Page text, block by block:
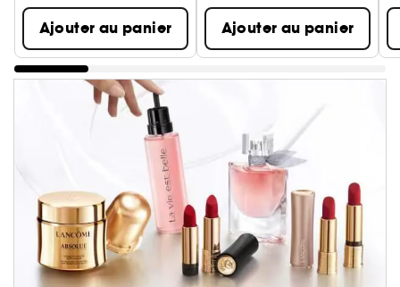
Ajouter au panier Ajouter au panier